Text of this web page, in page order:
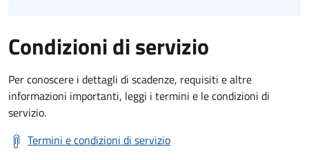
Condizioni di servizio
Per conoscere i dettagli di scadenze, requisiti e altre
informazioni importanti, leggi i termini e le condizioni di
servizio.
Termini e condizioni di servizio